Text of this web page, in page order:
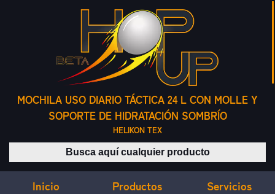
MOCHILA USO DIARIO TÁCTICA 24 L CON MOLLE Y
SOPORTE DE HIDRATACIÓN SOMBRÍO
HELIKON TEX
Buscar productos
Inicio Productos Servicios